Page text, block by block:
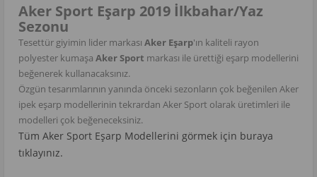
Aker Sport Eşarp 2019 İlkbahar/Yaz
Sezonu
Tesettür giyimin lider markası Aker Eşarp'ın kaliteli rayon
polyester kumaşa Aker Sport markası ile ürettiği eşarp modellerini
beğenerek kullanacaksınız.
Özgün tesarımlarının yanında önceki sezonların çok beğenilen Aker
ipek eşarp modellerinin tekrardan Aker Sport olarak üretimleri ile
modelleri çok beğeneceksiniz.
Tüm Aker Sport Eşarp Modellerini görmek için buraya
tıklayınız.